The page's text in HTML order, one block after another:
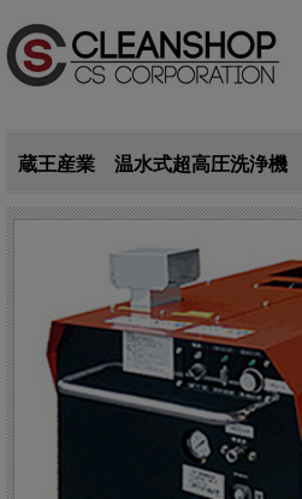
蔵王産業 温水式超高圧洗浄機